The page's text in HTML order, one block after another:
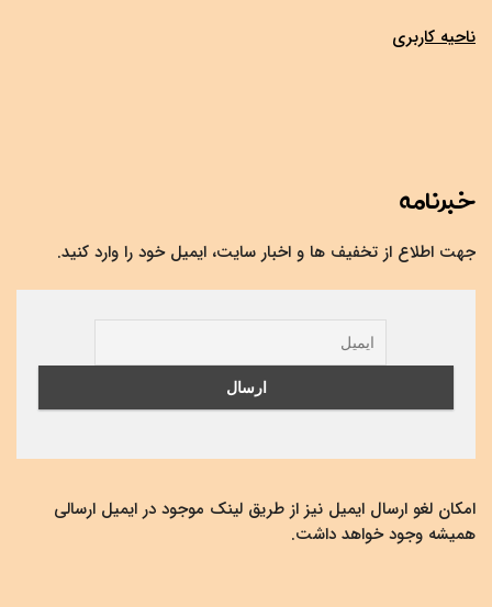
ناحیه کاربری
خبرنامه
جهت اطلاع از تخفیف ها و اخبار سایت، ایمیل خود را وارد کنید.
امکان لغو ارسال ایمیل نیز از طریق لینک موجود در ایمیل ارسالی
همیشه وجود خواهد داشت.